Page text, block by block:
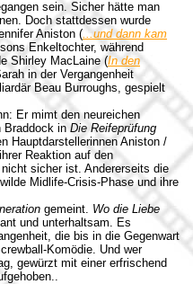
sein. Sicher hätte man
Doch stattdessen wurde
Aniston (...und dann kam
Enkeltochter, während
Shirley MacLaine (In den
in der Vergangenheit
Beau Burroughs, gespielt
Er mimt den neureichen
Braddock in Die Reifeprüfung
Hauptdarstellerinnen Aniston /
Reaktion auf den
sicher ist. Andererseits die
Midlife-Crisis-Phase und ihre
gemeint. Wo die Liebe
und unterhaltsam. Es
die bis in die Gegenwart
Komödie. Und wer
gewürzt mit einer erfrischend